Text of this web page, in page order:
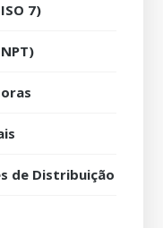
7)
de Distribuição